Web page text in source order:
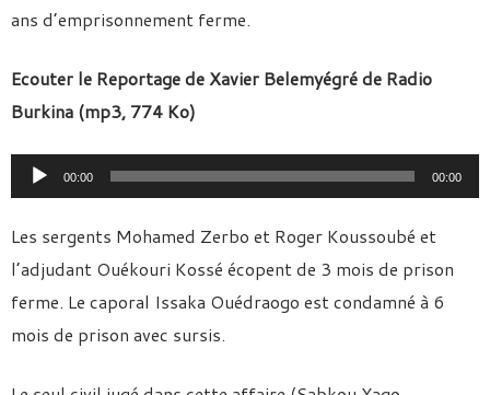
ans d’emprisonnement ferme.
Ecouter le Reportage de Xavier Belemyégré de Radio
Burkina (mp3, 774 Ko)
Lecteur
audio
00:00 00:00
Les sergents Mohamed Zerbo et Roger Koussoubé et
l’adjudant Ouékouri Kossé écopent de 3 mois de prison
ferme. Le caporal Issaka Ouédraogo est condamné à 6
mois de prison avec sursis.